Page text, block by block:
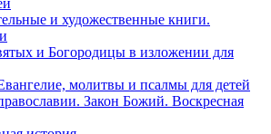
и художественные книги.
и Богородицы в изложении для
молитвы и псалмы для детей
Закон Божий. Воскресная